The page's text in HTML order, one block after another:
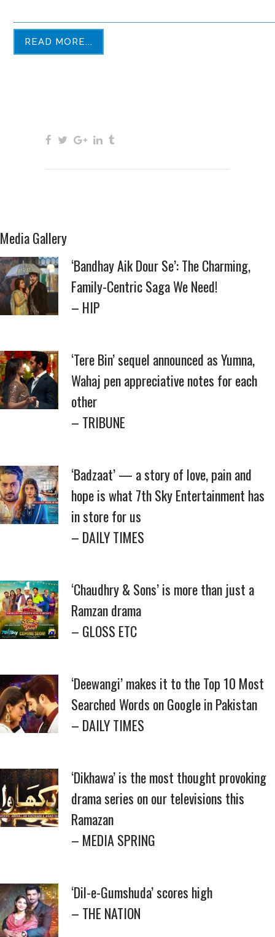
READ MORE...
Media Gallery
‘Bandhay Aik Dour Se’: The Charming,
Family-Centric Saga We Need!
– HIP
‘Tere Bin’ sequel announced as Yumna,
Wahaj pen appreciative notes for each
other
– TRIBUNE
‘Badzaat’ — a story of love, pain and
hope is what 7th Sky Entertainment has
in store for us
– DAILY TIMES
‘Chaudhry & Sons’ is more than just a
Ramzan drama
– GLOSS ETC
‘Deewangi’ makes it to the Top 10 Most
Searched Words on Google in Pakistan
– DAILY TIMES
‘Dikhawa’ is the most thought provoking
drama series on our televisions this
Ramazan
– MEDIA SPRING
‘Dil-e-Gumshuda’ scores high
– THE NATION